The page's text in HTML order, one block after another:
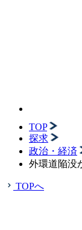
TOP
探求
政治・経済
外環道陥没
TOPへ